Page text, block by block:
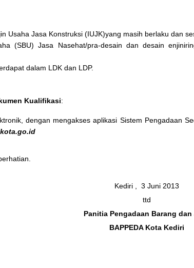
Usaha Jasa Konstruksi (IUJK)yang masih berlaku dan
(SBU) Jasa Nasehat/pra-desain dan desain
dalam LDK dan LDP.
Kualifikasi:
dengan mengakses aplikasi Sistem Pengadaan
Kediri , 3 Juni 2013
ttd
Panitia Pengadaan Barang dan
BAPPEDA Kota Kediri